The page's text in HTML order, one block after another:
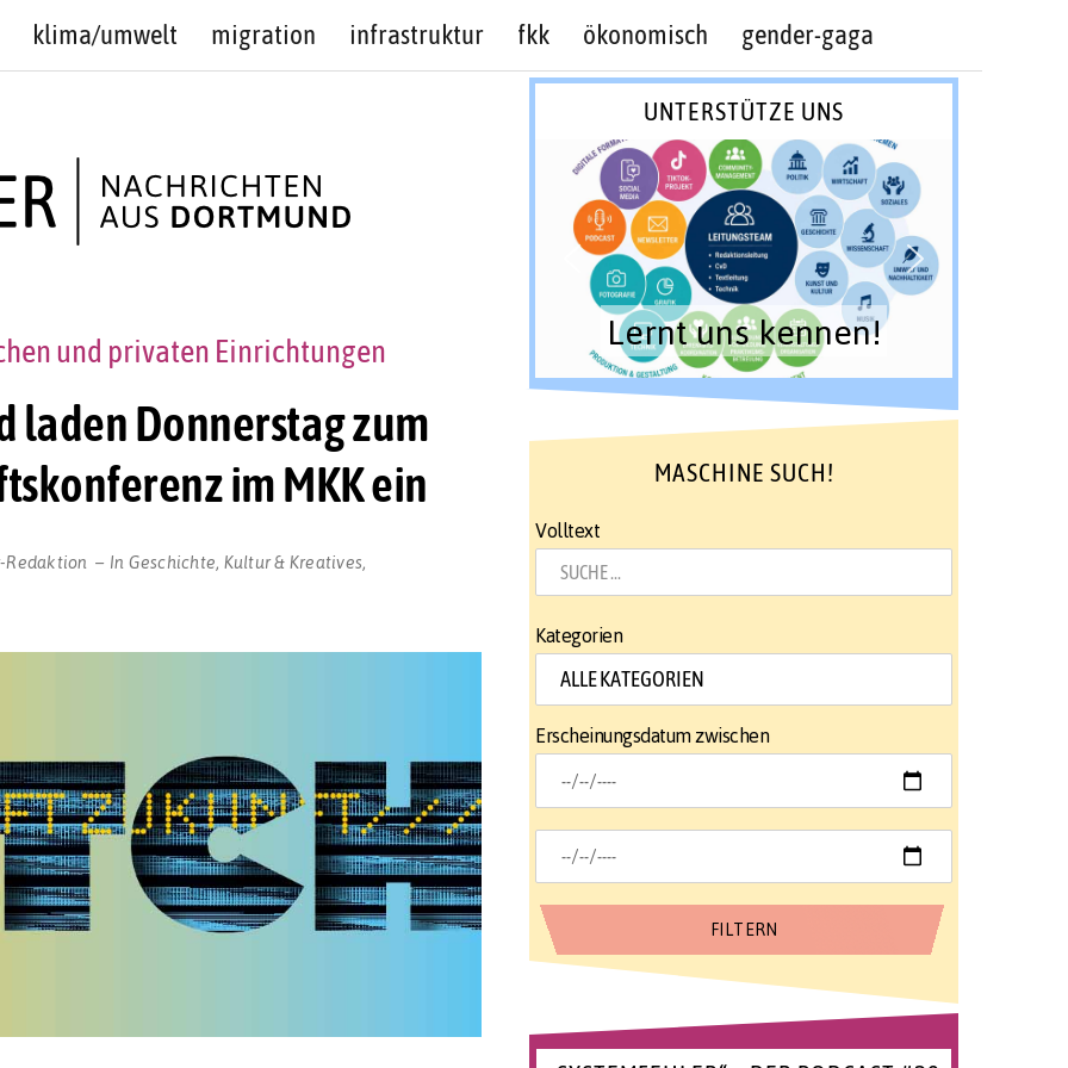
klima/umwelt migration infrastruktur fkk ökonomisch gender-gaga
laden Donnerstag zum
im MKK ein
und privaten Einrichtungen
Redaktion In Geschichte Kultur & Kreatives
UNTERSTÜTZE UNS
Lernt uns kennen!
MASCHINE SUCH!
Volltext
Kategorien
Erscheinungsdatum zwischen